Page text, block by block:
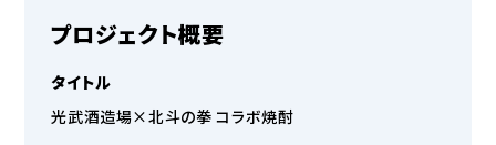
プロジェクト概要
タイトル
光武酒造場×北斗の拳 コラボ焼酎